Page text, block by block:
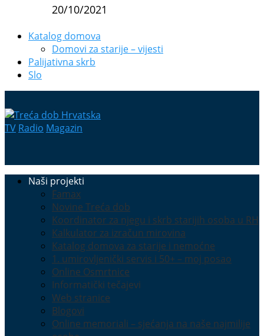
20/10/2021
Katalog domova
Domovi za starije – vijesti
Palijativna skrb
Slo
TV Radio Magazin
Naši projekti
Famax
Novine Treća dob
Koordinator za njegu i skrb starijih osoba u RH
Kalkulator za izračun mirovina
Katalog domova za starije i nemoćne
1. umirovljenički servis i 50+ – moj posao
Online Osmrtnice
Informatički tečajevi
Web stranice
Blogovi
Online memoriali – sjećanja na naše najmilije